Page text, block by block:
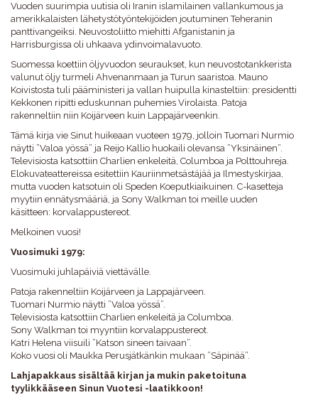
Vuoden suurimpia uutisia oli Iranin islamilainen vallankumous ja
amerikkalaisten lähetystötyöntekijöiden joutuminen Teheranin
panttivangeiksi. Neuvostoliitto miehitti Afganistanin ja
Harrisburgissa oli uhkaava ydinvoimalavuoto.
Suomessa koettiin öljyvuodon seuraukset, kun neuvostotankkerista
valunut öljy turmeli Ahvenanmaan ja Turun saaristoa. Mauno
Koivistosta tuli pääministeri ja vallan huipulla kinasteltiin: presidentti
Kekkonen ripitti eduskunnan puhemies Virolaista. Patoja
rakenneltiin niin Koijärveen kuin Lappajärveenkin.
Tämä kirja vie Sinut huikeaan vuoteen 1979, jolloin Tuomari Nurmio
näytti ”Valoa yössä” ja Reijo Kallio huokaili olevansa ”Yksinäinen”.
Televisiosta katsottiin Charlien enkeleitä, Columboa ja Polttouhreja.
Elokuvateattereissa esitettiin Kauriinmetsästäjää ja Ilmestyskirjaa,
mutta vuoden katsotuin oli Speden Koeputkiaikuinen. C-kasetteja
myytiin ennätysmääriä, ja Sony Walkman toi meille uuden
käsitteen: korvalappustereot.
Melkoinen vuosi!
Vuosimuki 1979:
Vuosimuki juhlapäiviä viettävälle.
Patoja rakenneltiin Koijärveen ja Lappajärveen.
Tuomari Nurmio näytti ”Valoa yössä”.
Televisiosta katsottiin Charlien enkeleitä ja Columboa.
Sony Walkman toi myyntiin korvalappustereot.
Katri Helena viisuili ”Katson sineen taivaan”.
Koko vuosi oli Maukka Perusjätkänkin mukaan ”Säpinää”.
Lahjapakkaus sisältää kirjan ja mukin paketoituna
tyylikkääseen Sinun Vuotesi -laatikkoon!